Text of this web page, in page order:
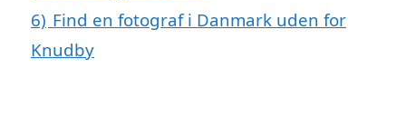
6) Find en fotograf i Danmark uden for
Knudby